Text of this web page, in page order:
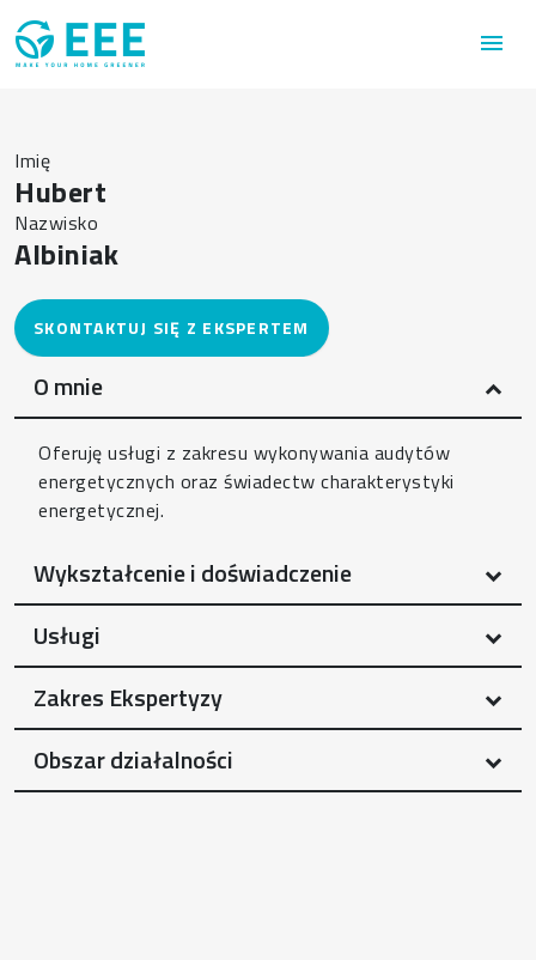
Przejdź do treści
menu
Imię
Hubert
Nazwisko
Albiniak
O mnie
Oferuję usługi z zakresu wykonywania audytów
energetycznych oraz świadectw charakterystyki
energetycznej.
Wykształcenie i doświadczenie
Usługi
Zakres Ekspertyzy
Obszar działalności